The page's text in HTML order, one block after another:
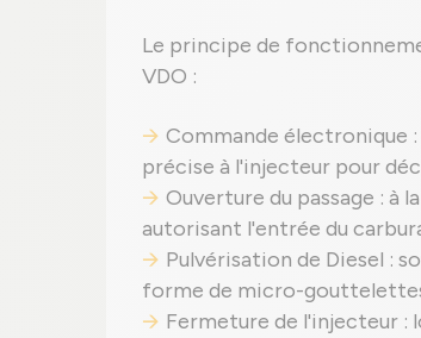
Le principe de
VDO :
Commande électronique
précise à l'injecteur pour
Ouverture du passage : à
autorisant l'entrée du
Pulvérisation de Diesel :
forme de micro-gouttelettes
Fermeture de l'injecteur :